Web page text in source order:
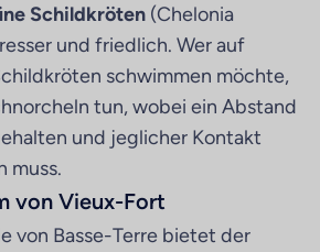
Schildkröten (Chelonia
und friedlich. Wer auf
schwimmen möchte,
tun, wobei ein Abstand
und jeglicher Kontakt
muss.
von Vieux-Fort
von Basse-Terre bietet der